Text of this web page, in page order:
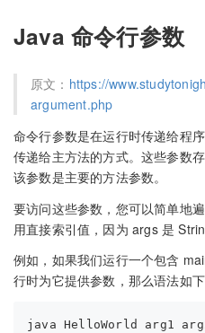
Java 命令行参数
原文： https://
argument.php
命令行参数是在运行时传递给程
传递给主方法的方式。这些参数
该参数是主要的方法参数。
要访问这些参数，您可以简单地
用直接索引值，因为 args 是
例如，如果我们运行一个包含
行时为它提供参数，那么语法如下